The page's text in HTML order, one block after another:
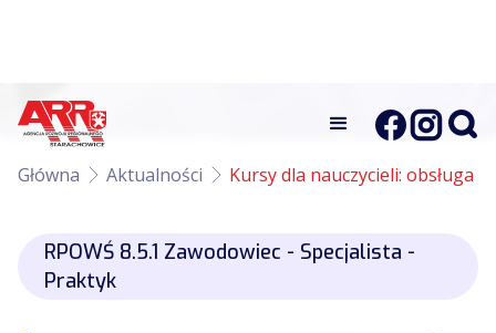
Główna Aktualności Kursy dla nauczycieli: obsługa
RPOWŚ 8.5.1 Zawodowiec - Specjalista -
Praktyk